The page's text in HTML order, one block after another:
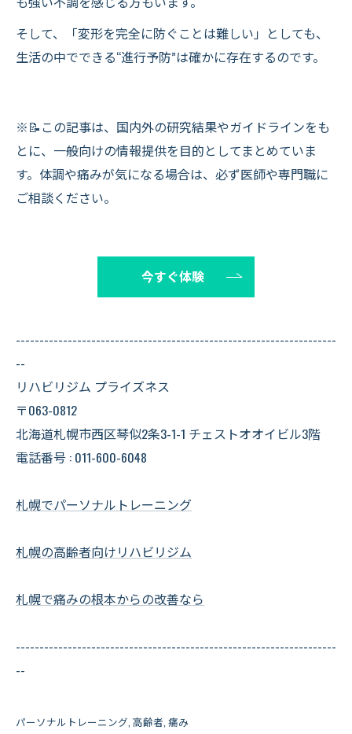
そして、「変形を完全に防ぐことは難しい」としても、
生活の中でできる“進行予防”は確かに存在するのです。
※📝この記事は、国内外の研究結果やガイドラインをも
とに、一般向けの情報提供を目的としてまとめていま
す。体調や痛みが気になる場合は、必ず医師や専門職に
ご相談ください。
今すぐ体験
--------------------------------------------------------------------
--
リハビリジム プライズネス
〒063-0812
北海道札幌市西区琴似2条3-1-1 チェストオオイビル3階
電話番号 : 011-600-6048
札幌でパーソナルトレーニング
札幌の高齢者向けリハビリジム
札幌で痛みの根本からの改善なら
--------------------------------------------------------------------
--
パーソナルトレーニング 高齢者 痛み